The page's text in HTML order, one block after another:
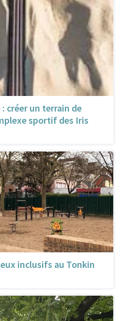
créer un terrain de
sportif des Iris
inclusifs au Tonkin